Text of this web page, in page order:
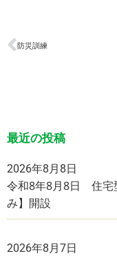
防災訓練
最近の投稿
2026年8月8日
令和8年8月8日 住宅
み】開設
2026年8月7日